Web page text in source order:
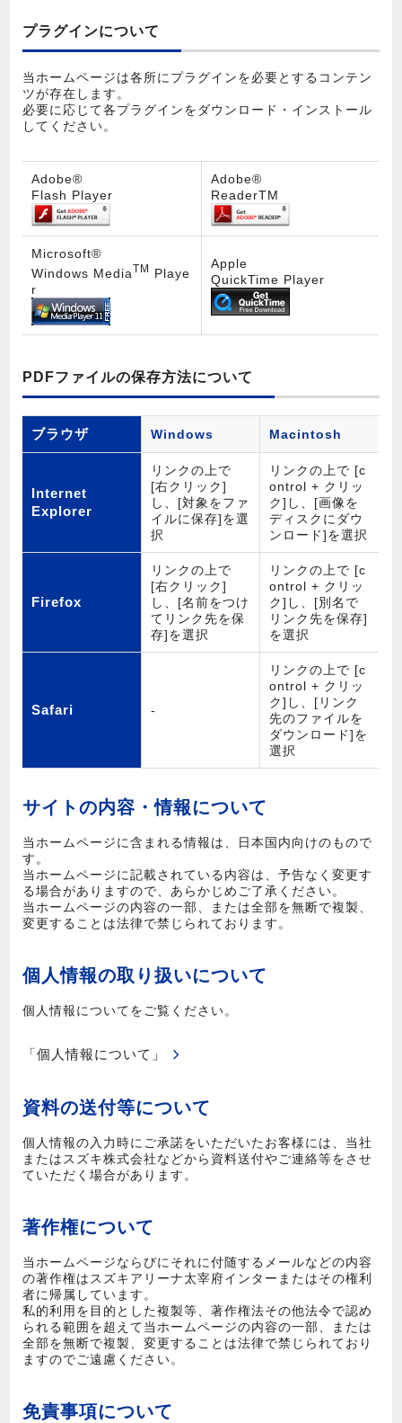
プラグインについて
当ホームページは各所にプラグインを必要とするコンテン
ツが存在します。
必要に応じて各プラグインをダウンロード・インストール
してください。
Adobe®
Flash Player
Adobe®
ReaderTM
Microsoft®
Windows MediaTM
Playe
r
Apple
QuickTime Player
PDFファイルの保存方法について
ブラウザ Windows Macintosh
Internet
Explorer
リンクの上で
[右クリック]
し、[対象をファ
イルに保存]を選
択
リンクの上で [c
ontrol + クリッ
ク]し、[画像を
ディスクにダウ
ンロード]を選択
Firefox
リンクの上で
[右クリック]
し、[名前をつけ
てリンク先を保
存]を選択
リンクの上で [c
ontrol + クリッ
ク]し、[別名で
リンク先を保存]
を選択
Safari -
リンクの上で [c
ontrol + クリッ
ク]し、[リンク
先のファイルを
ダウンロード]を
選択
サイトの内容・情報について
当ホームページに含まれる情報は、日本国内向けのもので
す。
当ホームページに記載されている内容は、予告なく変更す
る場合がありますので、あらかじめご了承ください。
当ホームページの内容の一部、または全部を無断で複製、
変更することは法律で禁じられております。
個人情報の取り扱いについて
個人情報についてをご覧ください。
「個人情報について」
資料の送付等について
個人情報の入力時にご承諾をいただいたお客様には、当社
またはスズキ株式会社などから資料送付やご連絡等をさせ
ていただく場合があります。
著作権について
当ホームページならびにそれに付随するメールなどの内容
の著作権はスズキアリーナ太宰府インターまたはその権利
者に帰属しています。
私的利用を目的とした複製等、著作権法その他法令で認め
られる範囲を超えて当ホームページの内容の一部、または
全部を無断で複製、変更することは法律で禁じられており
ますのでご遠慮ください。
免責事項について